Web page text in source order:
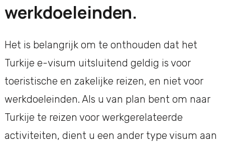
werkdoeleinden.
Het is belangrijk om te onthouden dat het
Turkije e-visum uitsluitend geldig is voor
toeristische en zakelijke reizen, en niet voor
werkdoeleinden. Als u van plan bent om naar
Turkije te reizen voor werkgerelateerde
activiteiten, dient u een ander type visum aan